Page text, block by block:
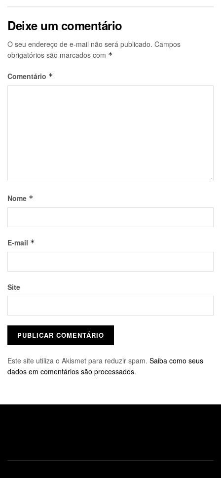
Deixe um comentário
O seu endereço de e-mail não será publicado. Campos
obrigatórios são marcados com *
Comentário *
Nome *
E-mail *
Site
Este site utiliza o Akismet para reduzir spam. Saiba como seus
dados em comentários são processados.